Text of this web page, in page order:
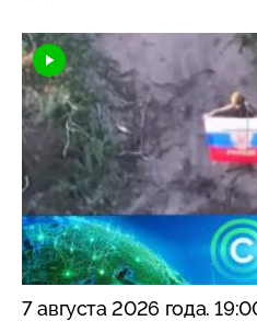
7 августа 2026 года.